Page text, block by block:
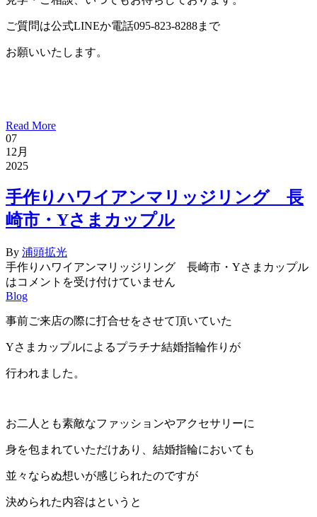
ご質問は公式LINEか電話095-823-8288まで
お願いいたします。
Read More
07
12月
2025
手作りハワイアンマリッジリング 長
崎市・Yさまカップル
By 浦頭拡光
手作りハワイアンマリッジリング 長崎市・Yさまカップル
はコメントを受け付けていません
Blog
事前ご来店の際に打合せをさせて頂いていた
Yさまカップルによるプラチナ結婚指輪作りが
行われました。
お二人とも素敵なファッションやアクセサリーに
身を包まれていただけあり、結婚指輪においても
並々ならぬ想いが感じられたのですが
決められた内容はというと